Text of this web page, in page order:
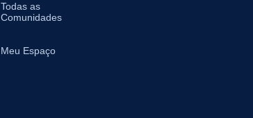
Todas as
Comunidades
Meu Espaço